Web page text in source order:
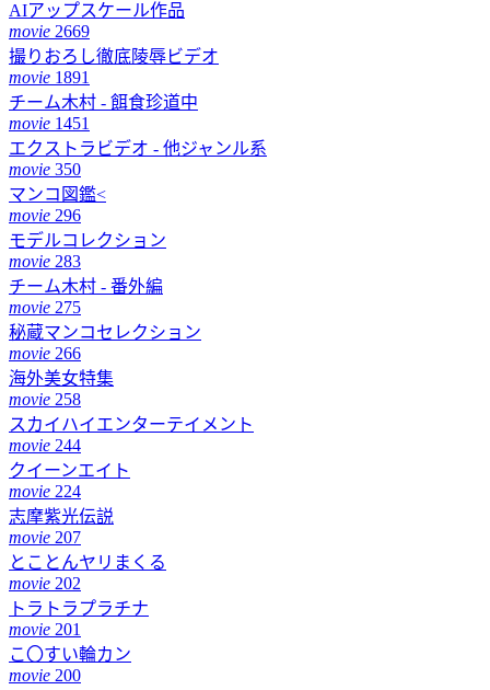
AIアップスケール作品
movie 2669
撮りおろし徹底陵辱ビデオ
movie 1891
チーム木村 - 餌食珍道中
movie 1451
エクストラビデオ - 他ジャンル系
movie 350
マンコ図鑑<
movie 296
モデルコレクション
movie 283
チーム木村 - 番外編
movie 275
秘蔵マンコセレクション
movie 266
海外美女特集
movie 258
スカイハイエンターテイメント
movie 244
クイーンエイト
movie 224
志摩紫光伝説
movie 207
とことんヤリまくる
movie 202
トラトラプラチナ
movie 201
こ〇すい輪カン
movie 200